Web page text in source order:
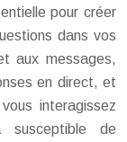
pour créer
dans vos
aux messages,
en direct, et
interagissez
susceptible de